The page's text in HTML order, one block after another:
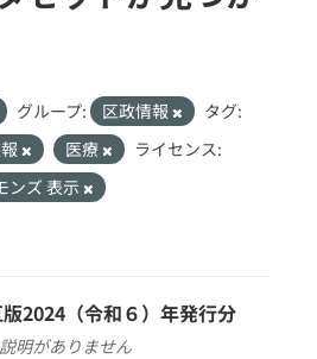
グループ: 区政情報
タグ:
医療
ライセンス:
ンズ 表示
2024（令和６）年発行分
明がありません